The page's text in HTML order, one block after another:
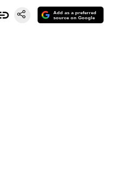
Add as a preferred
source on Google